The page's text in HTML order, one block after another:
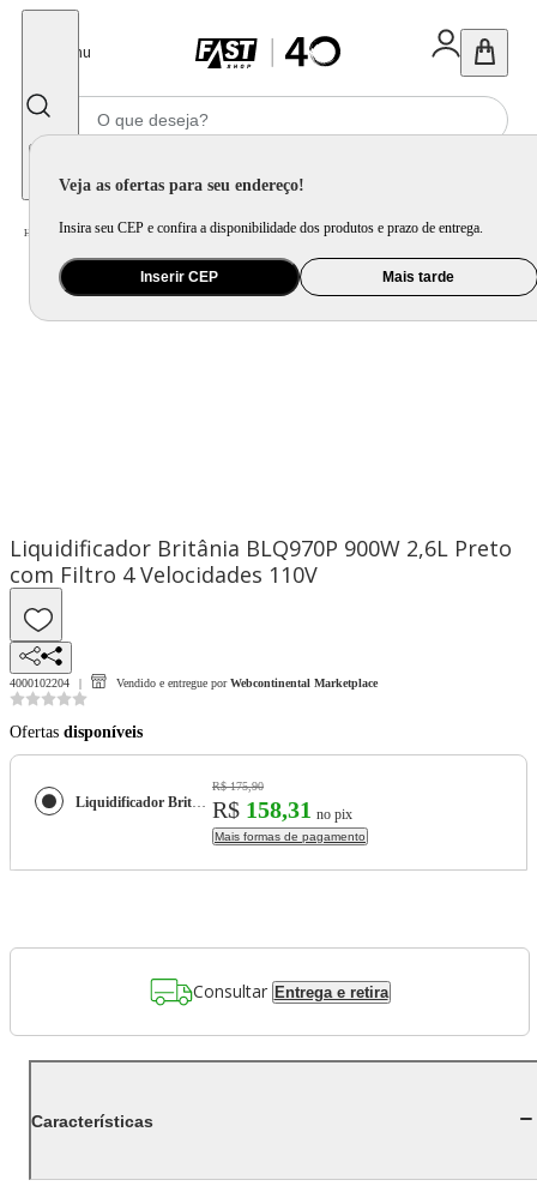
Menu
Veja as ofertas para seu endereço!
Insira seu CEP e confira a disponibilidade dos produtos e prazo de entrega.
Inserir CEP Mais tarde
Home Eletroportátil / Liquidificador
Liquidificador Britânia BLQ970P 900W 2,6L Preto
com Filtro 4 Velocidades 110V
4000102204 Vendido e entregue por Webcontinental Marketplace
Ofertas disponíveis
Liquidificador Britânia BLQ970P 900W 2,6L Preto com Filtro 4 Velocidades 110V
R$ 175,90
R$ 158,31 no pix
Mais formas de pagamento
Consultar Entrega e retira
Características